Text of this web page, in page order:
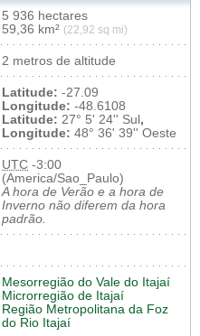
5 936 hectares
59,36 km² (22,92 sq mi)
2 metros de altitude
Latitude: -27.09
Longitude: -48.6108
Latitude: 27° 5' 24'' Sul,
Longitude: 48° 36' 39'' Oeste
UTC -3:00
(America/Sao_Paulo)
A hora de Verão e a hora de
Inverno não diferem da hora
padrão.
Mesorregião do Vale do Itajaí
Microrregião de Itajaí
Região Metropolitana da Foz
do Rio Itajaí